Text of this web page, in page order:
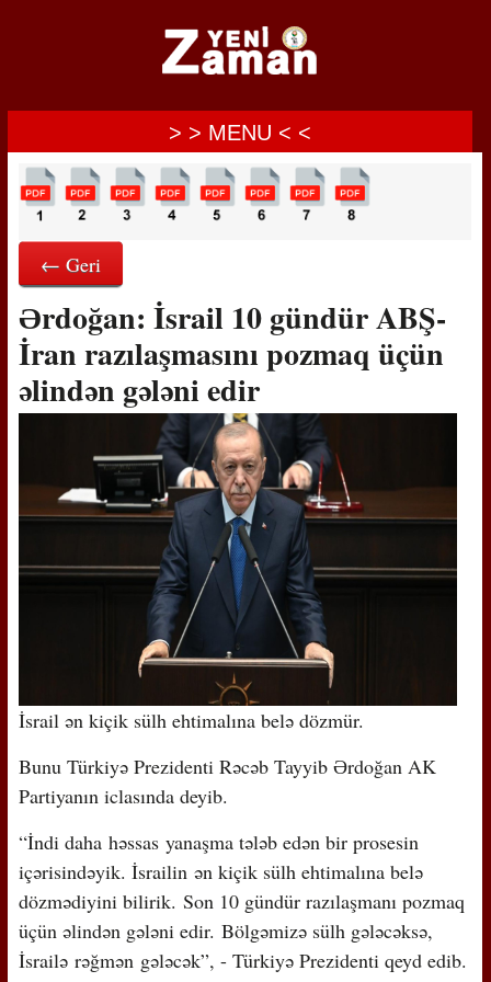
> > MENU < <
← Geri
Ərdoğan: İsrail 10 gündür ABŞ-
İran razılaşmasını pozmaq üçün
əlindən gələni edir
İsrail ən kiçik sülh ehtimalına belə dözmür.
Bunu Türkiyə Prezidenti Rəcəb Tayyib Ərdoğan AK
Partiyanın iclasında deyib.
“İndi daha həssas yanaşma tələb edən bir prosesin
içərisindəyik. İsrailin ən kiçik sülh ehtimalına belə
dözmədiyini bilirik. Son 10 gündür razılaşmanı pozmaq
üçün əlindən gələni edir. Bölgəmizə sülh gələcəksə,
İsrailə rəğmən gələcək”, - Türkiyə Prezidenti qeyd edib.